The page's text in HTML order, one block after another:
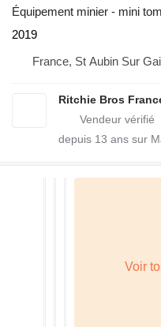
Équipement minier - mini
2019
France, St Aubin Sur
Ritchie Bros
depuis 13 ans sur